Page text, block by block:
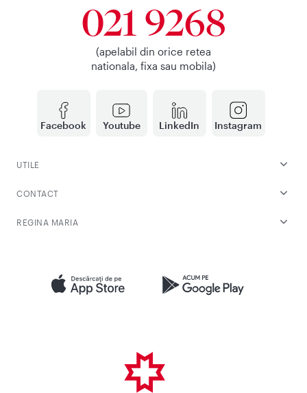
Facebook Youtube LinkedIn Instagram
021 9268
(apelabil din orice retea
nationala, fixa sau mobila)
UTILE
CONTACT
REGINA MARIA